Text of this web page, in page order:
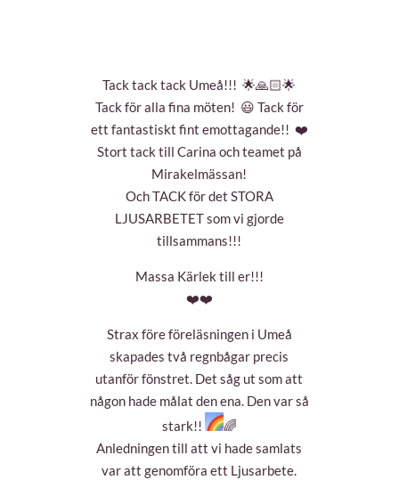
Tack tack tack Umeå!!! 🌟🙏🏻🌟
Tack för alla fina möten! 😃 Tack för
ett fantastiskt fint emottagande!! ❤
Stort tack till Carina och teamet på
Mirakelmässan!
Och TACK för det STORA
LJUSARBETET som vi gjorde
tillsammans!!!
Massa Kärlek till er!!!
❤❤
Strax före föreläsningen i Umeå
skapades två regnbågar precis
utanför fönstret. Det såg ut som att
någon hade målat den ena. Den var så
stark!!
🌈
Anledningen till att vi hade samlats
var att genomföra ett Ljusarbete.